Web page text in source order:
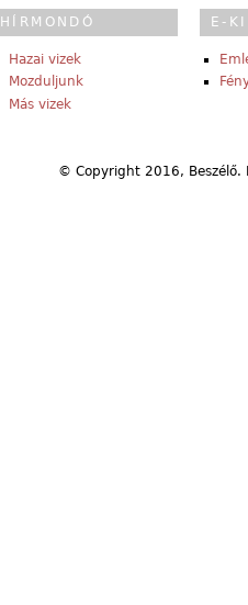
HÍRMONDÓ
Hazai vizek
Mozduljunk
Más vizek
E-
© Copyright 2016,